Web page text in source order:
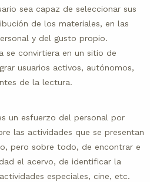
sea capaz de seleccionar sus
de los materiales, en las
y del gusto propio.
se convirtiera en un sitio de
usuarios activos, autónomos,
de la lectura.
un esfuerzo del personal por
las actividades que se presentan
pero sobre todo, de encontrar e
el acervo, de identificar la
especiales, cine, etc.